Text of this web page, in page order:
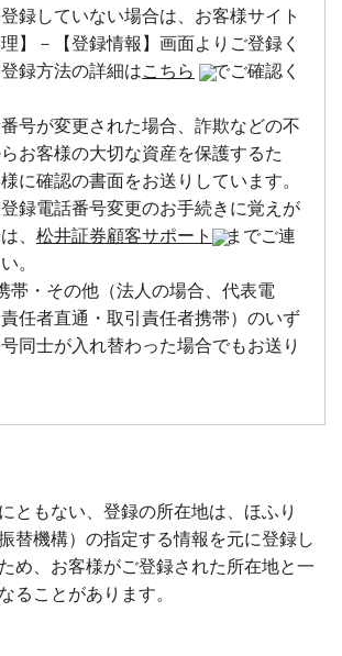
登録していない場合は、お客様サイト
理】－【登録情報】画面よりご登録く
録方法の詳細はこちら
でご確認く
号が変更された場合、詐欺などの不
お客様の大切な資産を保護するた
に確認の書面をお送りしています。
録電話番号変更のお手続きに覚えが
、 松井証券顧客サポート
までご連
。
帯・その他（法人の場合、代表電
任者直通・取引責任者携帯）のいず
同士が入れ替わった場合でもお送り
ともない、登録の所在地は、ほふり
替機構）の指定する情報を元に登録し
め、お客様がご登録された所在地と一
ることがあります。